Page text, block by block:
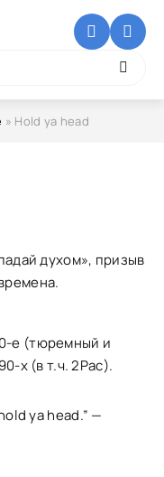
» Hold ya head
духом», призыв
е (тюремный и
х (в т.ч. 2Pac).
ya head.” —